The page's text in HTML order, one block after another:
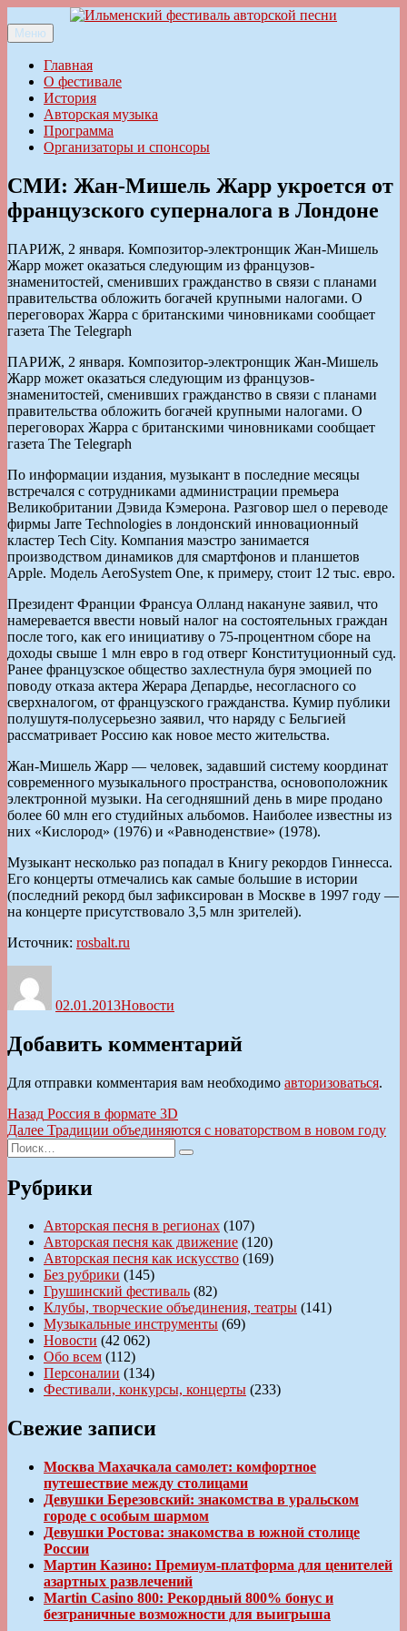
к
содержимому
Ильменский фестиваль авторской песни
Меню
Главная
О фестивале
История
Авторская музыка
Программа
Организаторы и спонсоры
СМИ: Жан-Мишель Жарр укроется от
французского суперналога в Лондоне
ПАРИЖ, 2 января. Композитор-электронщик Жан-Мишель
Жарр может оказаться следующим из французов-
знаменитостей, сменивших гражданство в связи с планами
правительства обложить богачей крупными налогами. О
переговорах Жарра с британскими чиновниками сообщает
газета The Telegraph
ПАРИЖ, 2 января. Композитор-электронщик Жан-Мишель
Жарр может оказаться следующим из французов-
знаменитостей, сменивших гражданство в связи с планами
правительства обложить богачей крупными налогами. О
переговорах Жарра с британскими чиновниками сообщает
газета The Telegraph
По информации издания, музыкант в последние месяцы
встречался с сотрудниками администрации премьера
Великобритании Дэвида Кэмерона. Разговор шел о переводе
фирмы Jarre Technologies в лондонский инновационный
кластер Tech City. Компания маэстро занимается
производством динамиков для смартфонов и планшетов
Apple. Модель AeroSystem One, к примеру, стоит 12 тыс. евро.
Президент Франции Франсуа Олланд накануне заявил, что
намеревается ввести новый налог на состоятельных граждан
после того, как его инициативу о 75-процентном сборе на
доходы свыше 1 млн евро в год отверг Конституционный суд.
Ранее французское общество захлестнула буря эмоцией по
поводу отказа актера Жерара Депардье, несогласного со
сверхналогом, от французского гражданства. Кумир публики
полушутя-полусерьезно заявил, что наряду с Бельгией
рассматривает Россию как новое место жительства.
Жан-Мишель Жарр — человек, задавший систему координат
современного музыкального пространства, основоположник
электронной музыки. На сегодняшний день в мире продано
более 60 млн его студийных альбомов. Наиболее известны из
них «Кислород» (1976) и «Равноденствие» (1978).
Музыкант несколько раз попадал в Книгу рекордов Гиннесса.
Его концерты отмечались как самые большие в истории
(последний рекорд был зафиксирован в Москве в 1997 году —
на концерте присутствовало 3,5 млн зрителей).
Источник: rosbalt.ru
02.01.2013Новости
Добавить комментарий
Для отправки комментария вам необходимо авторизоваться.
Навигация
по
записям
Назад Предыдущая
запись:
Россия в формате 3D
Далее Следующая
Традиции объединяются с новаторством в новом году
Искать:
Поиск
Рубрики
Авторская песня в регионах (107)
Авторская песня как движение (120)
Авторская песня как искусство (169)
Без рубрики (145)
Грушинский фестиваль (82)
Клубы, творческие объединения, театры (141)
Музыкальные инструменты (69)
Новости (42 062)
Обо всем (112)
Персоналии (134)
Фестивали, конкурсы, концерты (233)
Свежие записи
Москва Махачкала самолет: комфортное
путешествие между столицами
Девушки Березовский: знакомства в уральском
городе с особым шармом
Девушки Ростова: знакомства в южной столице
России
Мартин Казино: Премиум-платформа для ценителей
азартных развлечений
Martin Casino 800: Рекордный 800% бонус и
безграничные возможности для выигрыша